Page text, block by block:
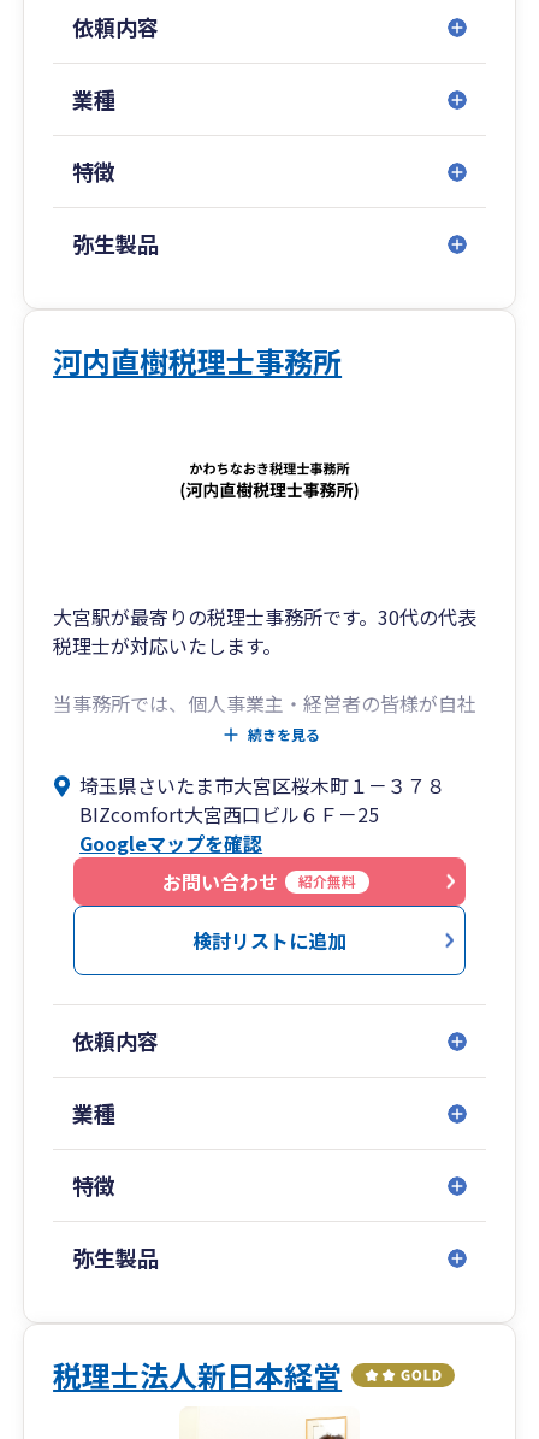
依頼内容
業種
特徴
弥生製品
河内直樹税理士事務所
大宮駅が最寄りの税理士事務所です。30代の代表
税理士が対応いたします。
当事務所では、個人事業主・経営者の皆様が自社
の今の状況を、できるだけ早く数字で知ることが
そして、その数字を日々の経営判断に役立ててい
ただくことを何より大切にしています。
会計というと、「税金の計算のために仕方なくや
るもの」というイメージを持たれる方も多いかも
ですが、当事務所では会計はそれだけのものでは
確定申告の直前になって数字が出来上がったとい
う状況では、せっかくの数字を経営に活かすタイ
ミングを逃してしまうため、できるだけ早くその
記帳（日々の帳簿づけ）は、ご自身で行っていた
だいても、当事務所にお任せいただいても、どち
という状態からのご相談でも大丈夫です。
まずは今の状況をお伺いし、無理のない形をこち
続きを見る
埼玉県さいたま市大宮区桜木町１－３７８
BIZcomfort大宮西口ビル６Ｆ－25
Googleマップを確認
お問い合わせ
紹介無料
検討リストに追加
依頼内容
業種
特徴
弥生製品
税理士法人新日本経営